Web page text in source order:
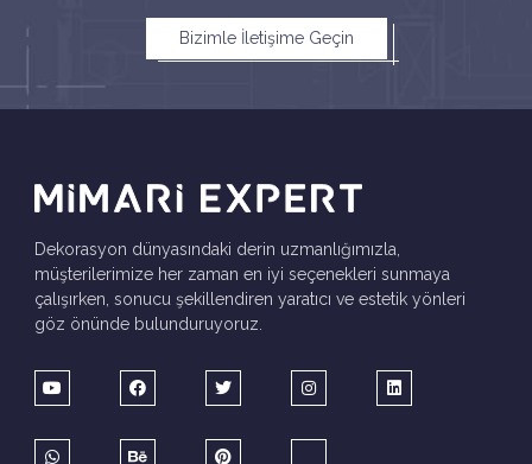
Bizimle İletişime Geçin
Dekorasyon dünyasındaki derin uzmanlığımızla,
müşterilerimize her zaman en iyi seçenekleri sunmaya
çalışırken, sonucu şekillendiren yaratıcı ve estetik yönleri
göz önünde bulunduruyoruz.